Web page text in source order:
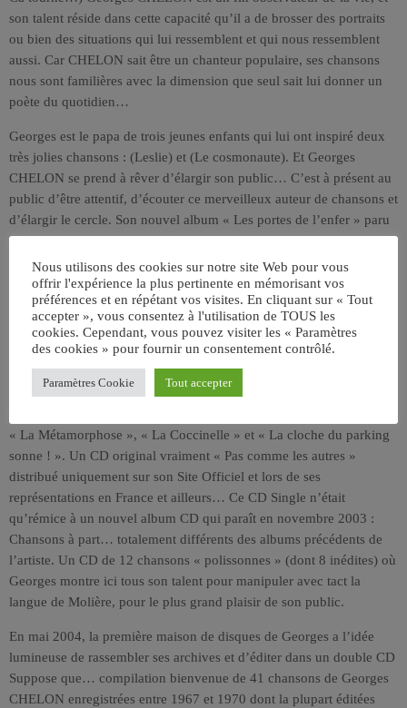
son talent réside dans cette capacité qu’il a de brosser des portraits
ou bien des situations qui lui ressemblent et qui nous ressemblent
aussi. Car CHELON sait être un chanteur populaire, ses chansons
nous sont familières avec la dimension que seul sait lui donner un
poète du quotidien…
Georges est le papa de trois jeunes enfants qui lui ont inspiré deux
très jolies chansons : (Leslie) et (Le cosmonaute). Et Georges
CHELON se prend à rêver d’élargir son public… C’est à présent au
public d’être attentif, d’écouter ce merveilleux auteur de chansons et
d’élargir le cercle. Son nouvel album « Les portes de l’enfer » paru
en novembre 2000 avec 14 nouvelles chansons en est la parfaite
occasion…
Ceux qui aiment les textes de Georges CHELON seront comblés en
lisant « Monde à l’envers », son ouvrage paru chez Christian PIROT
, illustré par l’auteur et préfacé par Jane CHAMPEYRACHE.
Le 1er mars 2003 Georges produit intégralement son premier CD
Collector Série Limitée de 4 chansons « coquines » vivement
« La Métamorphose », « La Coccinelle » et « La cloche du parking
sonne ! ». Un CD original vraiment « Pas comme les autres »
distribué uniquement sur son Site Officiel et lors de ses
représentations en France et ailleurs… Ce CD Single n’était
qu’rémice à un nouvel album CD qui paraît en novembre 2003 :
Chansons à part… totalement différents des albums précédents de
l’artiste. Un CD de 12 chansons « polissonnes » (dont 8 inédites) où
Georges montre ici tous son talent pour manipuler avec tact la
langue de Molière, pour le plus grand plaisir de son public.
En mai 2004, la première maison de disques de Georges a l’idée
lumineuse de rassembler ses archives et d’éditer dans un double CD
Suppose que… compilation bienvenue de 41 chansons de Georges
CHELON enregistrées entre 1967 et 1970 dont la plupart éditées
Nous utilisons des cookies sur notre site Web pour vous
offrir l'expérience la plus pertinente en mémorisant vos
préférences et en répétant vos visites. En cliquant sur « Tout
accepter », vous consentez à l'utilisation de TOUS les
cookies. Cependant, vous pouvez visiter les « Paramètres
des cookies » pour fournir un consentement contrôlé.
Paramètres Cookie Tout accepter